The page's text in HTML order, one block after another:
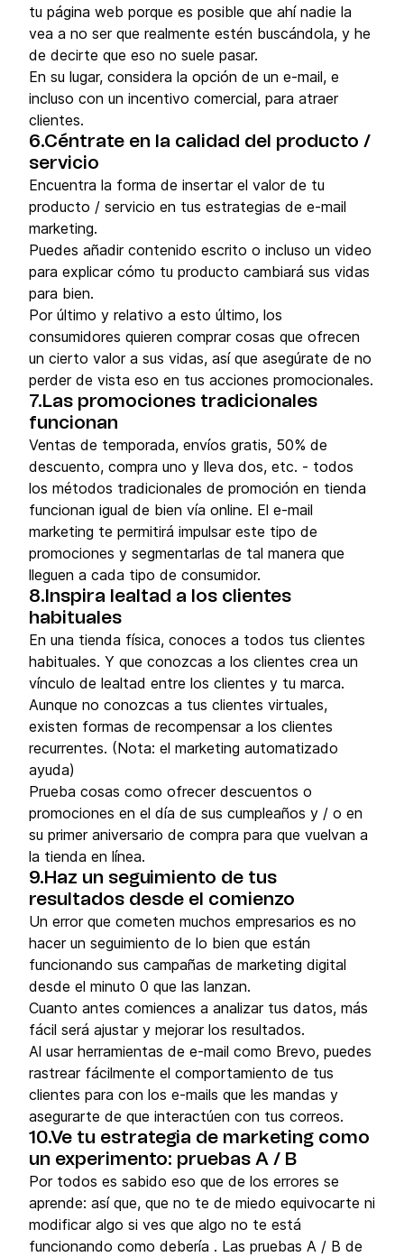
tu página web porque es posible que ahí nadie la
vea a no ser que realmente estén buscándola, y he
de decirte que eso no suele pasar.
En su lugar, considera la opción de un e-mail, e
incluso con un incentivo comercial, para atraer
clientes.
6.Céntrate en la calidad del producto /
servicio
Encuentra la forma de insertar el valor de tu
producto / servicio en tus estrategias de e-mail
marketing.
Puedes añadir contenido escrito o incluso un video
para explicar cómo tu producto cambiará sus vidas
para bien.
Por último y relativo a esto último, los
consumidores quieren comprar cosas que ofrecen
un cierto valor a sus vidas, así que asegúrate de no
perder de vista eso en tus acciones promocionales.
7.Las promociones tradicionales
funcionan
Ventas de temporada, envíos gratis, 50% de
descuento, compra uno y lleva dos, etc. - todos
los métodos tradicionales de promoción en tienda
funcionan igual de bien vía online. El e-mail
marketing te permitirá impulsar este tipo de
promociones y segmentarlas de tal manera que
lleguen a cada tipo de consumidor.
8.Inspira lealtad a los clientes
habituales
En una tienda física, conoces a todos tus clientes
habituales. Y que conozcas a los clientes crea un
vínculo de lealtad entre los clientes y tu marca.
Aunque no conozcas a tus clientes virtuales,
existen formas de recompensar a los clientes
recurrentes. (Nota: el marketing automatizado
ayuda)
Prueba cosas como ofrecer descuentos o
promociones en el día de sus cumpleaños y / o en
su primer aniversario de compra para que vuelvan a
la tienda en línea.
9.Haz un seguimiento de tus
resultados desde el comienzo
Un error que cometen muchos empresarios es no
hacer un seguimiento de lo bien que están
funcionando sus campañas de marketing digital
desde el minuto 0 que las lanzan.
Cuanto antes comiences a analizar tus datos, más
fácil será ajustar y mejorar los resultados.
Al usar herramientas de e-mail como Brevo, puedes
rastrear fácilmente el comportamiento de tus
clientes para con los e-mails que les mandas y
asegurarte de que interactúen con tus correos.
10.Ve tu estrategia de marketing como
un experimento: pruebas A / B
Por todos es sabido eso que de los errores se
aprende: así que, que no te de miedo equivocarte ni
modificar algo si ves que algo no te está
funcionando como debería . Las pruebas A / B de